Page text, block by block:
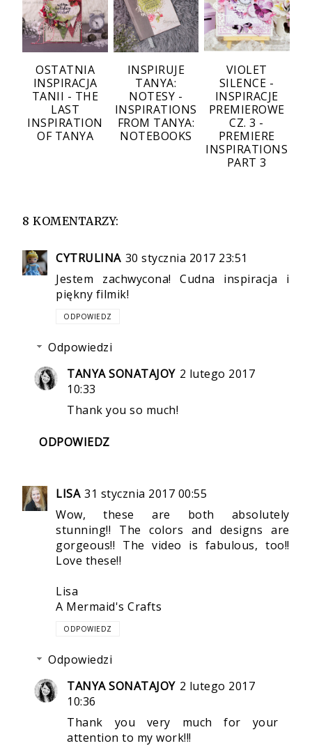
OSTATNIA
INSPIRACJA
TANII - THE
LAST
INSPIRATION
OF TANYA
INSPIRUJE
TANYA:
NOTESY -
INSPIRATIONS
FROM TANYA:
NOTEBOOKS
VIOLET
SILENCE -
INSPIRACJE
PREMIEROWE
CZ. 3 -
PREMIERE
INSPIRATIONS
PART 3
8 KOMENTARZY:
CYTRULINA 30 stycznia 2017 23:51
Jestem zachwycona! Cudna inspiracja i
piękny filmik!
ODPOWIEDZ
Odpowiedzi
TANYA SONATAJOY 2 lutego 2017
10:33
Thank you so much!
ODPOWIEDZ
LISA 31 stycznia 2017 00:55
Wow, these are both absolutely
stunning!! The colors and designs are
gorgeous!! The video is fabulous, too!!
Love these!!
Lisa
A Mermaid's Crafts
ODPOWIEDZ
Odpowiedzi
TANYA SONATAJOY 2 lutego 2017
10:36
Thank you very much for your
attention to my work!!!